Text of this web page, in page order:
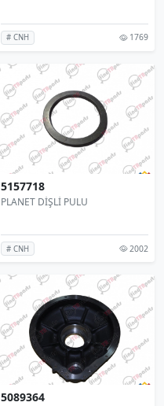
# CNH 1769
5157718
PLANET DİŞLİ PULU
# CNH 2002
5089364